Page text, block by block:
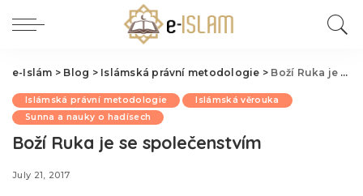
e-Islám > Blog > Islámská právní metodologie > Boží Ruka je se společenstvím
Islámská právní metodologie
Islámská věrouka
Sunna a nauky o hadísech
Boží Ruka je se společenstvím
July 21, 2017